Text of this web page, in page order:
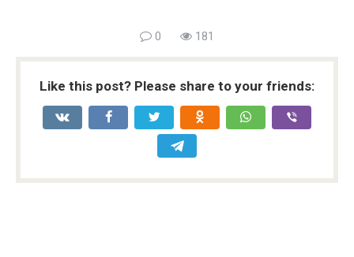
0 181
Like this post? Please share to your friends: